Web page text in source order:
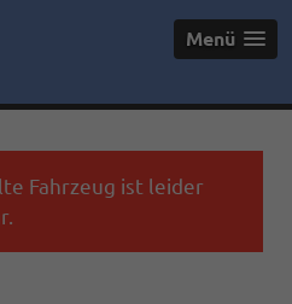
Menü
Fahrzeug ist leider